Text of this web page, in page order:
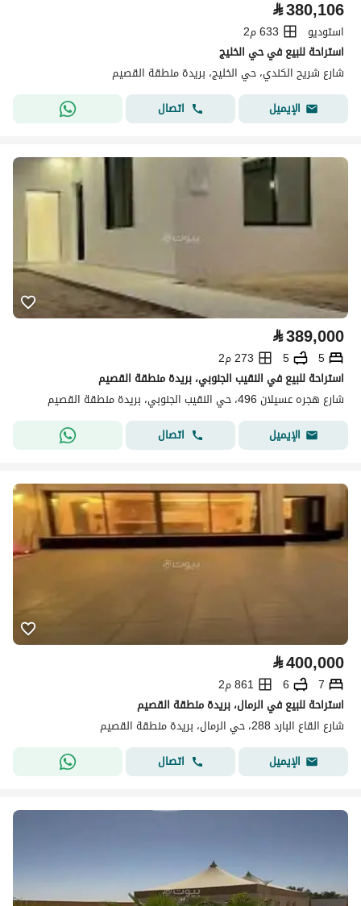
⃁380,106
استوديو
633 م2
استراحة للبيع في حي الخليج
شارع شريح الكندي، حي الخليج، بريدة منطقة القصيم
الإيميل
اتصال
⃁389,000
5
5
273 م2
استراحة للبيع في النقيب الجنوبي، بريدة منطقة القصيم
شارع هجره عسيلان 496، حي النقيب الجنوبي، بريدة منطقة القصيم
الإيميل
اتصال
⃁400,000
7
6
861 م2
استراحة للبيع في الرمال، بريدة منطقة القصيم
شارع القاع البارد 288، حي الرمال، بريدة منطقة القصيم
الإيميل
اتصال